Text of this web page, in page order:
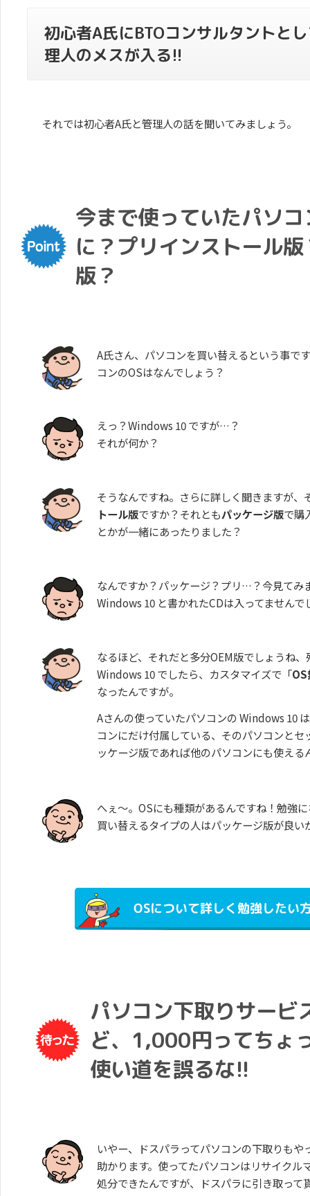
初心者A氏にBTOコンサルタントと
理人のメスが入る!!
それでは初心者A氏と管理人の話を聞いてみましょう。
今まで使っていたパソ
に？プリインストール
版？
A氏さん、パソコンを買い替えるという事で
コンのOSはなんでしょう？
えっ？Windows 10 ですが…？
それが何か？
そうなんですね。さらに詳しく聞きますが、
トール版ですか？それともパッケージ版で購
とかが一緒にあったりました？
なんですか？パッケージ？プリ…？今見てみ
Windows 10 と書かれたCDは入ってません
なるほど、それだと多分OEM版でしょうね
Windows 10 でしたら、カスタマイズで「OS
なったんですが。
Aさんの使っていたパソコンの Windows 10
コンにだけ付属している、そのパソコンと
ッケージ版であれば他のパソコンにも使える
へぇ～。OSにも種類があるんですね！勉強
買い替えるタイプの人はパッケージ版が良い
OSについて詳しく勉強したい
パソコン下取りサービ
ど、1,000円ってちょ
使い道を誤るな!!
いやー、ドスパラってパソコンの下取りもや
助かります。使ってたパソコンはリサイクル
処分できたんですが、ドスパラに引き取って